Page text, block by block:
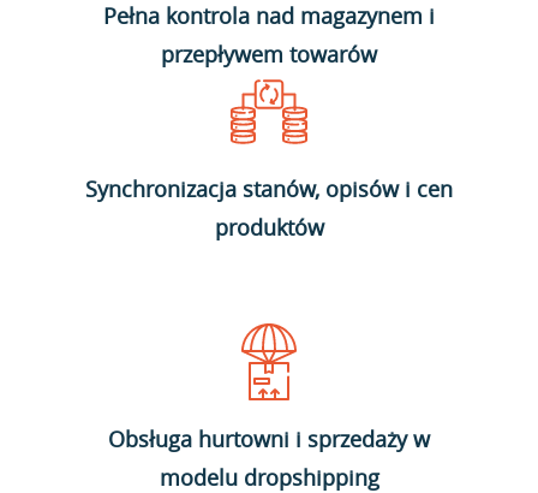
Pełna kontrola nad magazynem i
przepływem towarów
Synchronizacja stanów, opisów i cen
produktów
Obsługa hurtowni i sprzedaży w
modelu dropshipping